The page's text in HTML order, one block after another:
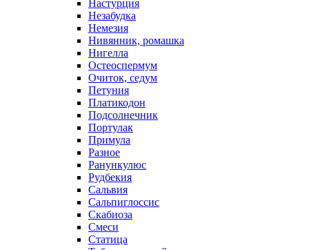
Настурция
Незабудка
Немезия
Нивянник, ромашка
Нигелла
Остеоспермум
Очиток, седум
Петуния
Платикодон
Подсолнечник
Портулак
Примула
Разное
Ранункулюс
Рудбекия
Сальвия
Сальпиглоссис
Скабиоза
Смеси
Статица